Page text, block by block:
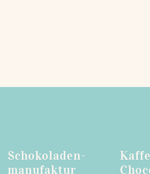
Schokoladen­
manufaktur